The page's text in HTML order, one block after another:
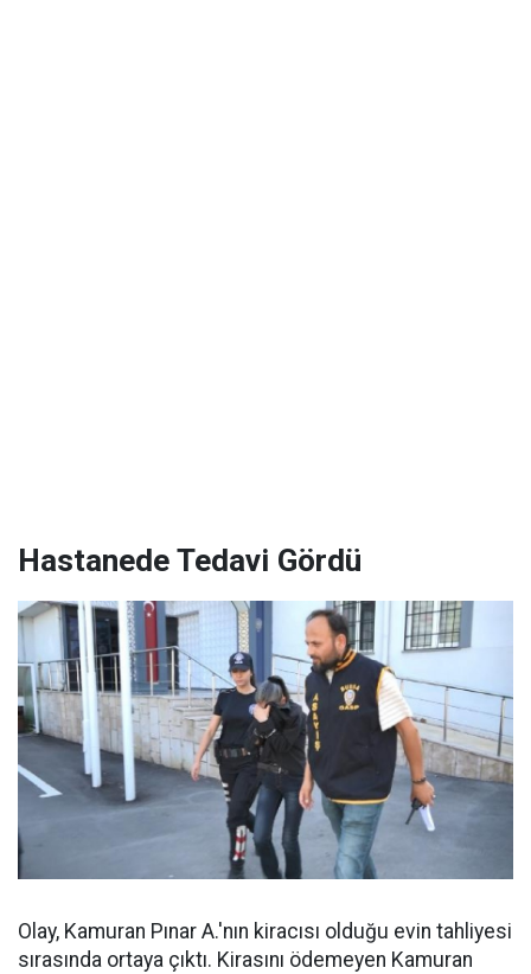
Hastanede Tedavi Gördü
Olay, Kamuran Pınar A.'nın kiracısı olduğu evin tahliyesi
sırasında ortaya çıktı. Kirasını ödemeyen Kamuran